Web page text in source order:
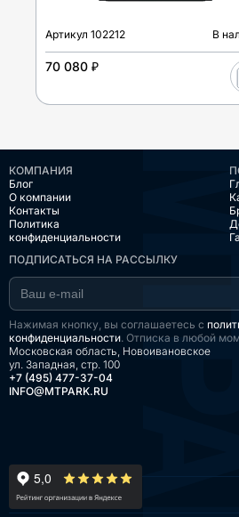
Артикул 102212 В
70 080 ₽
КОМПАНИЯ
Блог
О компании
Контакты
Политика
конфиденциальности
ПОДПИСАТЬСЯ НА РАССЫЛКУ
Нажимая кнопку, вы соглашаетесь с
конфиденциальности. Отписка в любой
Московская область, Новоивановское
ул. Западная, стр. 100
+7 (495) 477-37-04
INFO@MTPARK.RU